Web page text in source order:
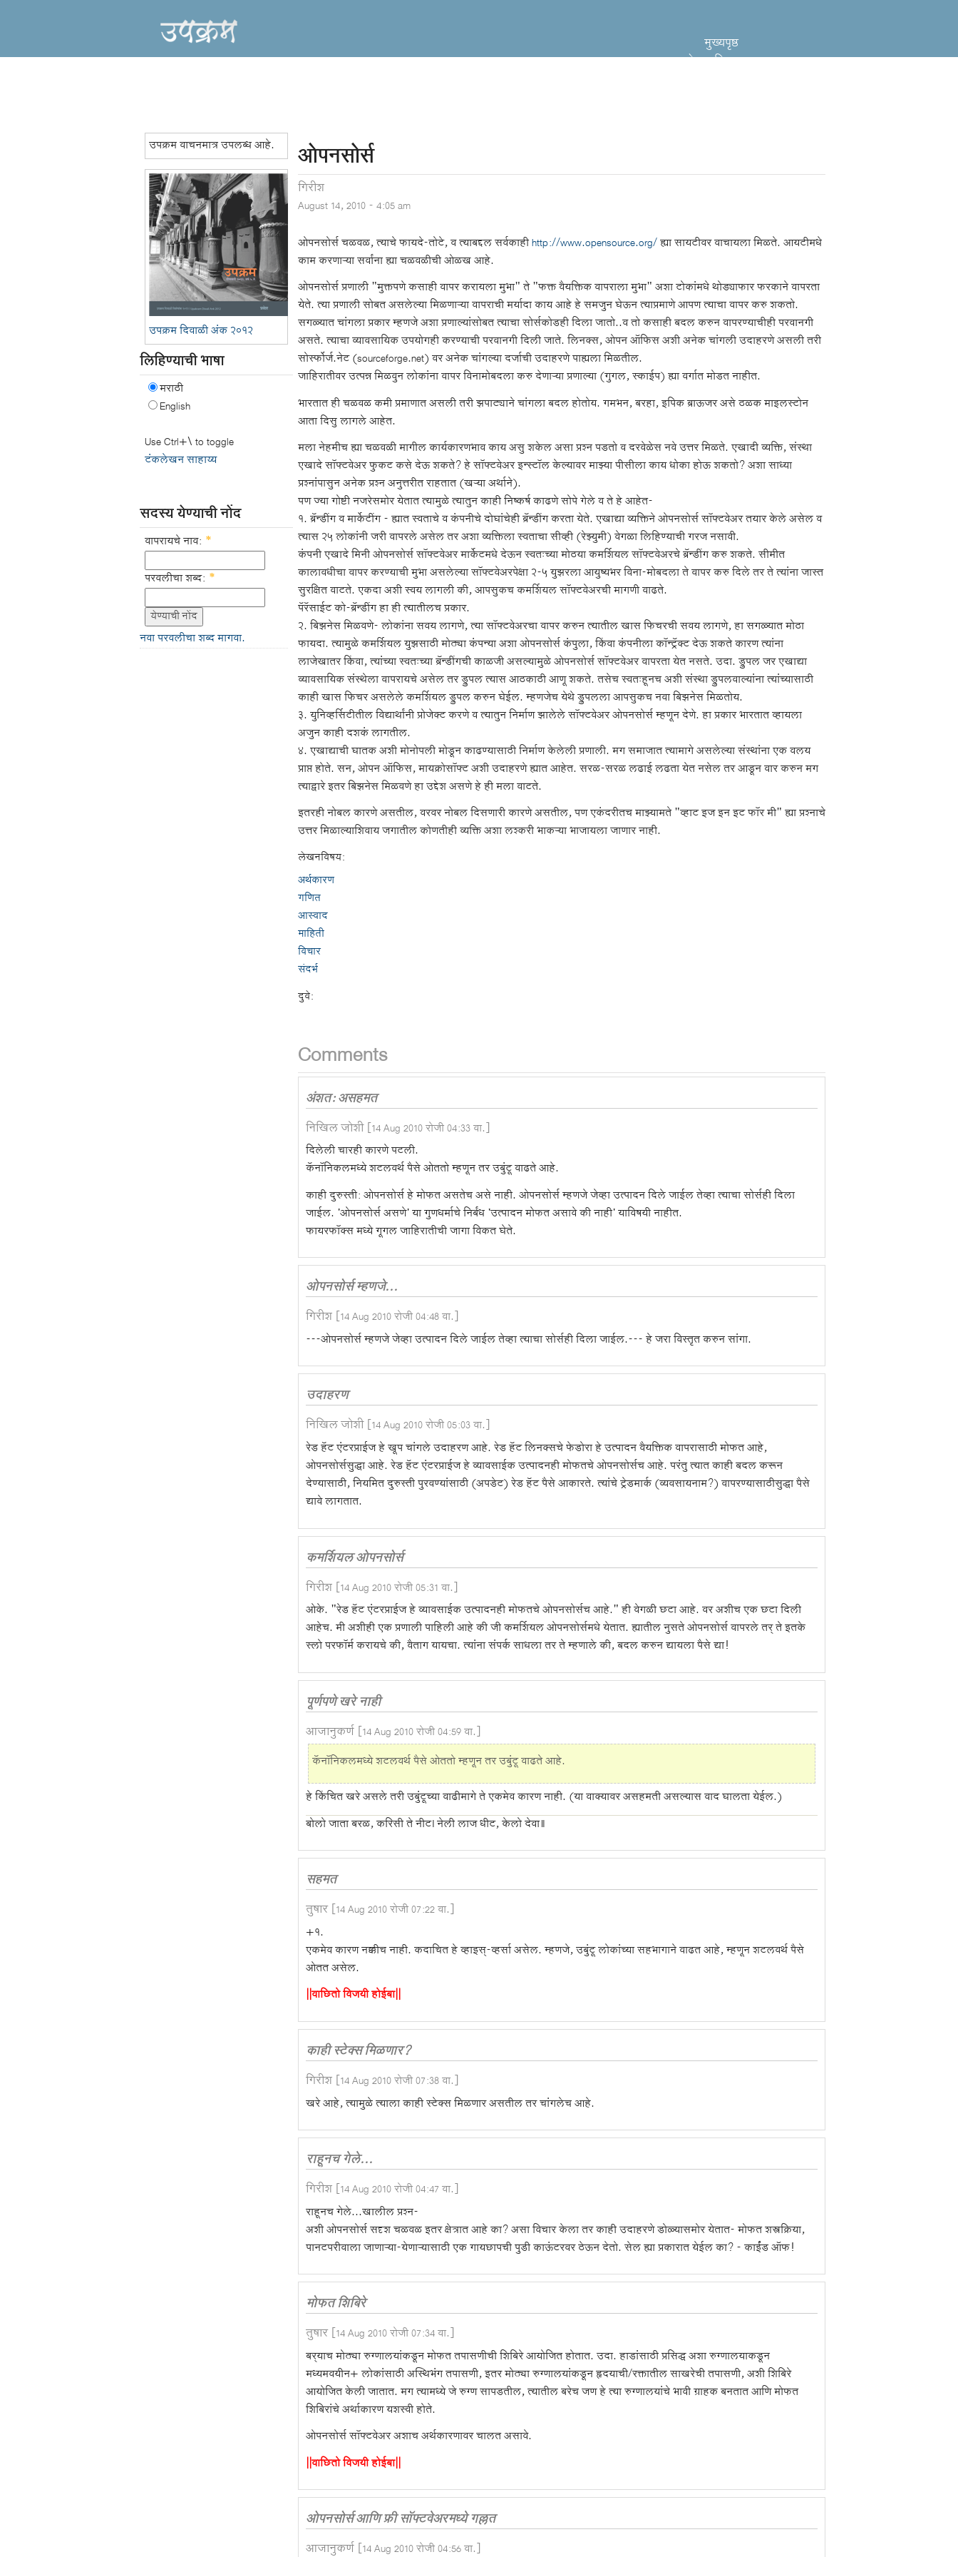
मुख्यपृष्ठ
लेखमालिका
उपक्रम वाचनमात्र उपलब्ध आहे.
उपक्रम दिवाळी अंक २०१२
लिहिण्याची भाषा
मराठी
English
Use Ctrl+\ to toggle
टंकलेखन साहाय्य
सदस्य येण्याची नोंद
वापरायचे नाव: *
परवलीचा शब्द: *
नवा परवलीचा शब्द मागवा.
ओपनसोर्स
गिरीश
August 14, 2010 - 4:05 am
ओपनसोर्स चळवळ, त्याचे फायदे-तोटे, व त्याबद्दल सर्वकाहीhttp://www.opensource.org/ह्या सायटीवर वाचायला मिळते. आयटीमधे
काम करणाऱ्या सर्वांना ह्या चळवळीची ओळख आहे.
ओपनसोर्स प्रणाली "मुक्तपणे कसाही वापर करायला मुभा" ते "फक्त वैयक्तिक वापराला मुभा" अशा टोकांमधे थोड्याफार फरकाने वापरता
येते. त्या प्रणाली सोबत असलेल्या मिळणाऱ्या वापराची मर्यादा काय आहे हे समजुन घेऊन त्याप्रमाणे आपण त्याचा वापर करु शकतो.
सगळ्यात चांगला प्रकार म्हणजे अशा प्रणाल्यांसोबत त्याचा सोर्सकोडही दिला जातो..व तो कसाही बदल करुन वापरण्याचीही परवानगी
असते. त्याचा व्यावसायिक उपयोगही करण्याची परवानगी दिली जाते. लिनक्स, ओपन ऑफिस अशी अनेक चांगली उदाहरणे असली तरी
सोर्स्फोर्ज.नेट (sourceforge.net) वर अनेक चांगल्या दर्जाची उदाहरणे पाह्यला मिळतील.
जाहिरातीवर उत्पन्न मिळवुन लोकांना वापर विनामोबदला करु देणाऱ्या प्रणाल्या (गुगल, स्काईप) ह्या वर्गात मोडत नाहीत.
भारतात ही चळवळ कमी प्रमाणात असली तरी झपाट्याने चांगला बदल होतोय. गमभन, बरहा, इपिक ब्राऊजर असे ठळक माइलस्टोन
आता दिसु लागले आहेत.
मला नेहमीच ह्या चळवळी मागील कार्यकारणभाव काय असु शकेल असा प्रश्न पडतो व दरवेळेस नवे उत्तर मिळते. एखादी व्यक्ति, संस्था
एखादे सॉफ्टवेअर फुकट कसे देऊ शकते? हे सॉफ्टवेअर इन्स्टॉल केल्यावर माझ्या पीसीला काय धोका होऊ शकतो? अशा साध्या
प्रश्नांपासुन अनेक प्रश्न अनुत्तरीत राहतात (खऱ्या अर्थाने).
पण ज्या गोष्टी नजरेसमोर येतात त्यामुळे त्यातुन काही निष्कर्ष काढणे सोपे गेले व ते हे आहेत-
१. ब्रॅन्डींग व मार्केटींग - ह्यात स्वताचे व कंपनीचे दोघांचेही ब्रॅन्डींग करता येते. एखाद्या व्यक्तिने ओपनसोर्स सॉफ्टवेअर तयार केले असेल व
त्यास २५ लोकांनी जरी वापरले असेल तर अशा व्यक्तिला स्वताचा सीव्ही (रेझ्युमी) वेगळा लिहिण्याची गरज नसावी.
कंपनी एखादे मिनी ओपनसोर्स सॉफ्टवेअर मार्केटमधे देऊन स्वतःच्या मोठया कमर्शियल सॉफ्टवेअरचे ब्रॅन्डींग करु शकते. सीमीत
कालावधीचा वापर करण्याची मुभा असलेल्या सॉफ्टवेअरपेक्षा २-५ युझरला आयुष्यभर विना-मोबदला ते वापर करु दिले तर ते त्यांना जास्त
सुरक्षित वाटते. एकदा अशी स्वय लागली की, आपसुकच कमर्शियल सॉफ्टवेअरची मागणी वाढते.
पॅरॅसाईट को-ब्रॅन्डींग हा ही त्यातीलच प्रकार.
२. बिझनेस मिळवणे- लोकांना सवय लागणे, त्या सॉफ्टवेअरचा वापर करुन त्यातील खास फिचरची सवय लागणे, हा सगळ्यात मोठा
फायदा. त्यामुळे कमर्शियल युझसाठी मोठ्या कंपन्या अशा ओपनसोर्स कंपुला, किंवा कंपनीला कॉन्ट्रॅक्ट देऊ शकते कारण त्यांना
लाजेखातर किंवा, त्यांच्या स्वतःच्या ब्रॅन्डींगची काळजी असल्यामुळे ओपनसोर्स सॉफ्टवेअर वापरता येत नसते. उदा. ड्रुपल जर एखाद्या
व्यावसायिक संस्थेला वापरायचे असेल तर ड्रुपल त्यास आठकाठी आणू शकते. तसेच स्वतःहूनच अशी संस्था ड्रुपलवाल्यांना त्यांच्यासाठी
काही खास फिचर असलेले कमर्शियल ड्रुपल करुन घेईल. म्हणजेच येथे ड्रुपलला आपसुकच नवा बिझनेस मिळतोय.
३. युनिव्हर्सिटीतील विद्यार्थांनी प्रोजेक्ट करणे व त्यातुन निर्माण झालेले सॉफ्टवेअर ओपनसोर्स म्हणून देणे. हा प्रकार भारतात व्हायला
अजुन काही दशकं लागतील.
४. एखाद्याची घातक अशी मोनोपली मोडून काढण्यासाठी निर्माण केलेली प्रणाली. मग समाजात त्यामागे असलेल्या संस्थांना एक वलय
प्राप्त होते. सन, ओपन ऑफिस, मायक्रोसॉफ्ट अशी उदाहरणे ह्यात आहेत. सरळ-सरळ लढाई लढता येत नसेल तर आडून वार करुन मग
त्याद्वारे इतर बिझनेस मिळवणे हा उद्देश असणे हे ही मला वाटते.
इतरही नोबल कारणे असतील, वरवर नोबल दिसणारी कारणे असतील, पण एकंदरीतच माझ्यामते "व्हाट इज इन इट फॉर मी" ह्या प्रश्नाचे
उत्तर मिळाल्याशिवाय जगातील कोणतीही व्यक्ति अशा लश्करी भाकऱ्या भाजायला जाणार नाही.
लेखनविषय:
अर्थकारण
गणित
आस्वाद
माहिती
विचार
संदर्भ
दुवे:
Comments
अंशत: असहमत
निखिल जोशी [14 Aug 2010 रोजी 04:33 वा.]
दिलेली चारही कारणे पटली.
कॅनॉनिकलमध्ये शटलवर्थ पैसे ओततो म्हणून तर उबुंटू वाढते आहे.
काही दुरुस्ती: ओपनसोर्स हे मोफत असतेच असे नाही. ओपनसोर्स म्हणजे जेव्हा उत्पादन दिले जाईल तेव्हा त्याचा सोर्सही दिला
जाईल. 'ओपनसोर्स असणे' या गुणधर्माचे निर्बंध 'उत्पादन मोफत असावे की नाही' याविषयी नाहीत.
फायरफॉक्स मध्ये गूगल जाहिरातीची जागा विकत घेते.
ओपनसोर्स म्हणजे...
गिरीश [14 Aug 2010 रोजी 04:48 वा.]
---ओपनसोर्स म्हणजे जेव्हा उत्पादन दिले जाईल तेव्हा त्याचा सोर्सही दिला जाईल.--- हे जरा विस्तृत करुन सांगा.
उदाहरण
निखिल जोशी [14 Aug 2010 रोजी 05:03 वा.]
रेड हॅट एंटरप्राईज हे खूप चांगले उदाहरण आहे. रेड हॅट लिनक्सचे फेडोरा हे उत्पादन वैयक्तिक वापरासाठी मोफत आहे,
ओपनसोर्ससुद्धा आहे. रेड हॅट एंटरप्राईज हे व्यावसाईक उत्पादनही मोफतचे ओपनसोर्सच आहे. परंतु त्यात काही बदल करून
देण्यासाठी, नियमित दुरुस्ती पुरवण्यांसाठी (अपडेट) रेड हॅट पैसे आकारते. त्यांचे ट्रेडमार्क (व्यवसायनाम?) वापरण्यासाठीसुद्धा पैसे
द्यावे लागतात.
कमर्शियल ओपनसोर्स
गिरीश [14 Aug 2010 रोजी 05:31 वा.]
ओके. "रेड हॅट एंटरप्राईज हे व्यावसाईक उत्पादनही मोफतचे ओपनसोर्सच आहे." ही वेगळी छटा आहे. वर अशीच एक छटा दिली
आहेच. मी अशीही एक प्रणाली पाहिली आहे की जी कमर्शियल ओपनसोर्समधे येतात. ह्यातील नुसते ओपनसोर्स वापरले तर् ते इतके
स्लो परफॉर्म करायचे की, वैताग यायचा. त्यांना संपर्क साधला तर ते म्हणाले की, बदल करुन द्यायला पैसे द्या!
पूर्णपणे खरे नाही
आजानुकर्ण [14 Aug 2010 रोजी 04:59 वा.]
कॅनॉनिकलमध्ये शटलवर्थ पैसे ओततो म्हणून तर उबुंटू वाढते आहे.
हे किंचित खरे असले तरी उबुंटूच्या वाढीमागे ते एकमेव कारण नाही. (या वाक्यावर असहमती असल्यास वाद घालता येईल.)
बोलो जाता बरळ, करिसी ते नीट। नेली लाज धीट, केलो देवा॥
सहमत
तुषार [14 Aug 2010 रोजी 07:22 वा.]
+१.
एकमेव कारण नक्कीच नाही. कदाचित हे व्हाइस्-व्हर्सा असेल. म्हणजे, उबुंटू लोकांच्या सहभागाने वाढत आहे, म्हणून शटलवर्थ पैसे
ओतत असेल.
||वाछितो विजयी होईबा||
काही स्टेक्स मिळणार?
गिरीश [14 Aug 2010 रोजी 07:38 वा.]
खरे आहे, त्यामुळे त्याला काही स्टेक्स मिळणार असतील तर चांगलेच आहे.
राहूनच गेले...
गिरीश [14 Aug 2010 रोजी 04:47 वा.]
राहूनच गेले...खालील प्रश्न-
अशी ओपनसोर्स सदृश चळवळ इतर क्षेत्रात आहे का? असा विचार केला तर काही उदाहरणे डोळ्यासमोर येतात- मोफत शस्त्रक्रिया,
पानटपरीवाला जाणाऱ्या-येणाऱ्यासाठी एक गायछापची पुडी काऊंटरवर ठेऊन देतो. सेल ह्या प्रकारात येईल का? - काईंड ऑफ!
मोफत शिबिरे
तुषार [14 Aug 2010 रोजी 07:34 वा.]
बर्‍याच मोठ्या रुग्णालयांकडून मोफत तपासणीची शिबिरे आयोजित होतात. उदा. हाडांसाठी प्रसिद्ध अशा रुग्णालयाकडून
मध्यमवयीन+ लोकांसाठी अस्थिभंग तपासणी, इतर मोठ्या रुग्णालयांकडून हृदयाची/रक्तातील साखरेची तपासणी, अशी शिबिरे
आयोजित केली जातात. मग त्यामध्ये जे रुग्ण सापडतील, त्यातील बरेच जण हे त्या रुग्णालयांचे भावी ग्राहक बनतात आणि मोफत
शिबिरांचे अर्थाकारण यशस्वी होते.
ओपनसोर्स सॉफ्टवेअर अशाच अर्थकारणावर चालत असावे.
||वाछितो विजयी होईबा||
ओपनसोर्स आणि फ्री सॉफ्टवेअरमध्ये गल्लत
आजानुकर्ण [14 Aug 2010 रोजी 04:56 वा.]